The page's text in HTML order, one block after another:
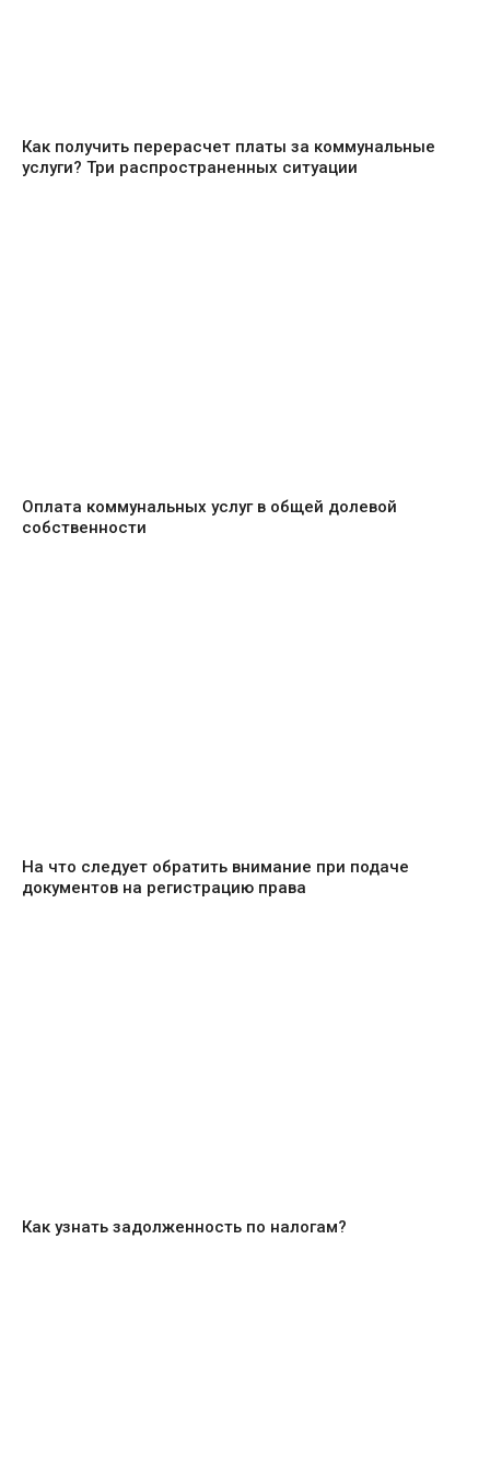
Как получить перерасчет платы за коммунальные
услуги? Три распространенных ситуации
Оплата коммунальных услуг в общей долевой
собственности
На что следует обратить внимание при подаче
документов на регистрацию права
Как узнать задолженность по налогам?